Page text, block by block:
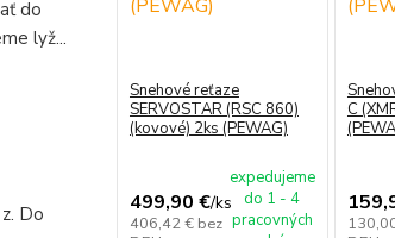
do
lyž...
Do
Snehové reťaze
SERVOSTAR (RSC 860)
(kovové) 2ks (PEWAG)
499,90 €/ks
406,42 € bez
expedujeme
do 1 - 4
pracovných
C